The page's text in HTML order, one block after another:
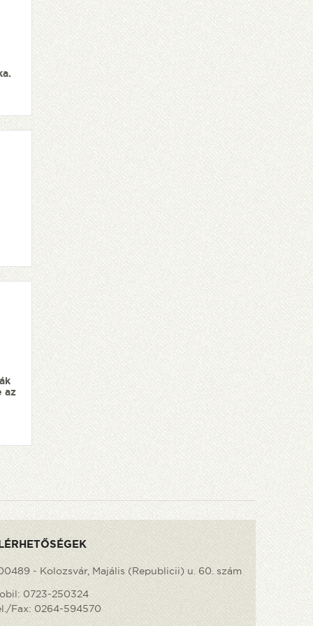
az
- Kolozsvár, Majális (Republicii) u. 60. szám
0723-250324
Fax: 0264-594570